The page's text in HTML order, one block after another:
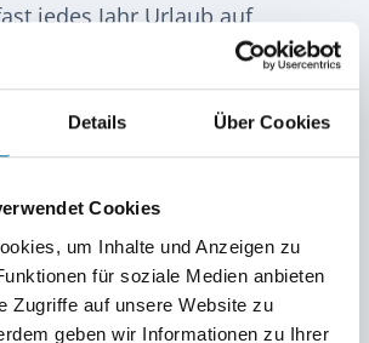
Details Über Cookies
Cookies
um Inhalte und Anzeigen zu
für soziale Medien anbieten
Zugriffe auf unsere Website zu
geben wir Informationen zu Ihrer
jedes Jahr Urlaub auf
habe.
Motivation Lehrer*in zu
mit Menschen zusammen und
und Schüler für